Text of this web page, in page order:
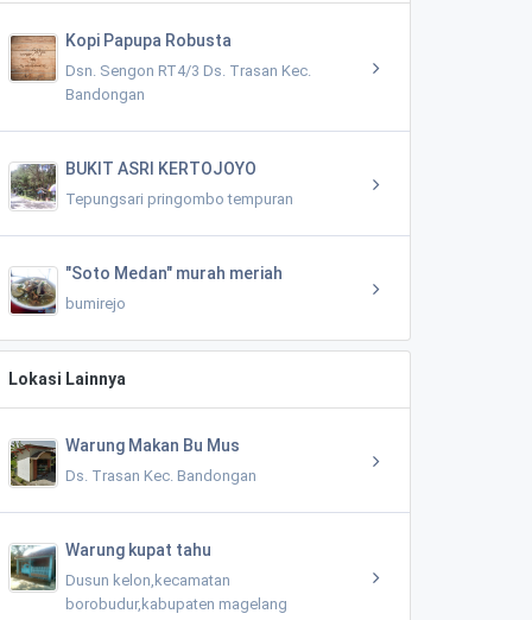
Kopi Papupa Robusta
Dsn. Sengon RT4/3 Ds. Trasan Kec.
Bandongan
BUKIT ASRI KERTOJOYO
Tepungsari pringombo tempuran
"Soto Medan" murah meriah
bumirejo
Lokasi Lainnya
Warung Makan Bu Mus
Ds. Trasan Kec. Bandongan
Warung kupat tahu
Dusun kelon,kecamatan
borobudur,kabupaten magelang